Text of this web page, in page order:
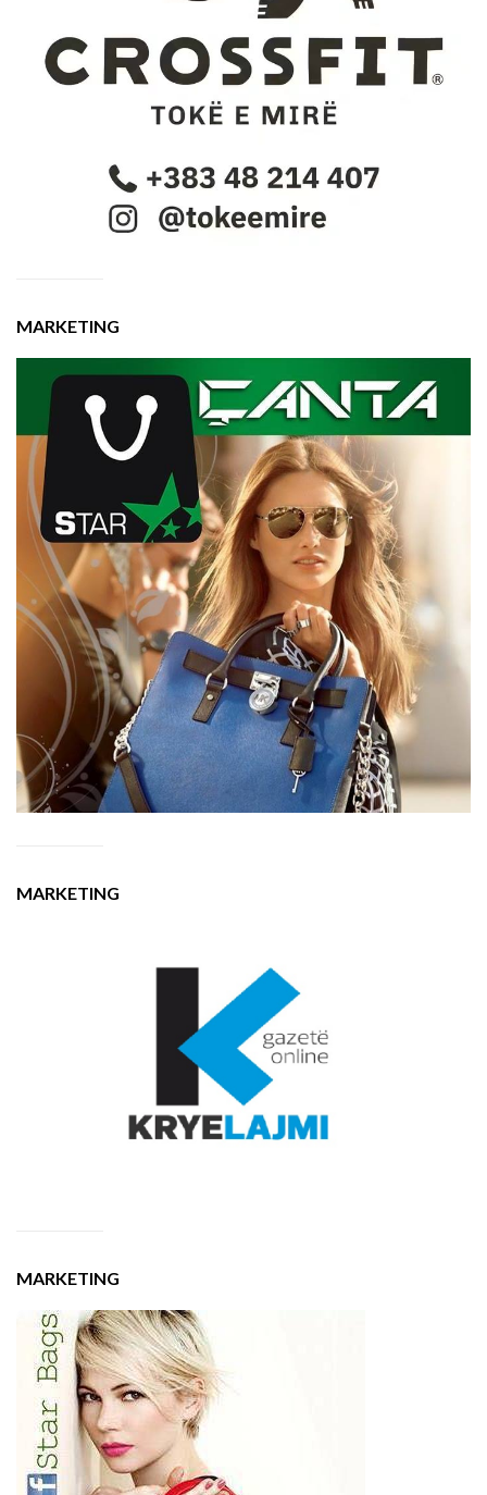
MARKETING
MARKETING
MARKETING